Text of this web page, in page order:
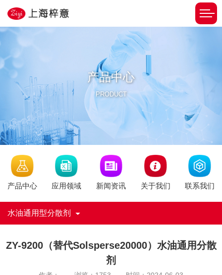
产品中心
PRODUCT
产品中心 应用领域 新闻资讯 关于我们 联系我们
水油通用型分散剂
ZY-9200（替代Solsperse20000）水油通用分散
剂